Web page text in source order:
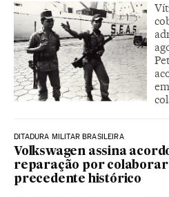
DITADURA MILITAR BRASILEIRA
Volkswagen assina
reparação por colaborar
precedente histórico